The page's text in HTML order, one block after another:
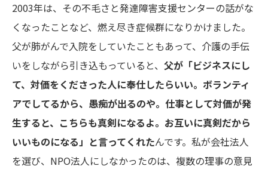
2003年は、その不毛さと発達障害支援センターの話がな
くなったことなど、燃え尽き症候群になりかけました。
父が肺がんで入院をしていたこともあって、介護の手伝
いをしながら引き込もっていると、 父が「ビジネスにし
て、対価をくださった人に奉仕したらいい。 ボランティ
アでしてるから、愚痴が出るのや。 仕事として対価が発
生すると、こちらも真剣になるよ。 お互いに真剣だから
いいものになる」と言ってくれたんです。私が会社法人
を選び、NPO法人にしなかったのは、複数の理事の意見